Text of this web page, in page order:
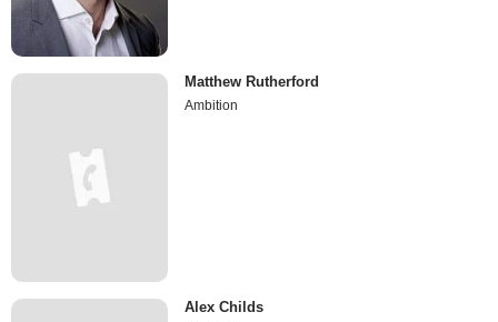
Matthew Rutherford
Ambition
Alex Childs